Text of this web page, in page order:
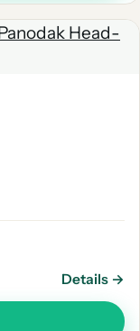
Details →